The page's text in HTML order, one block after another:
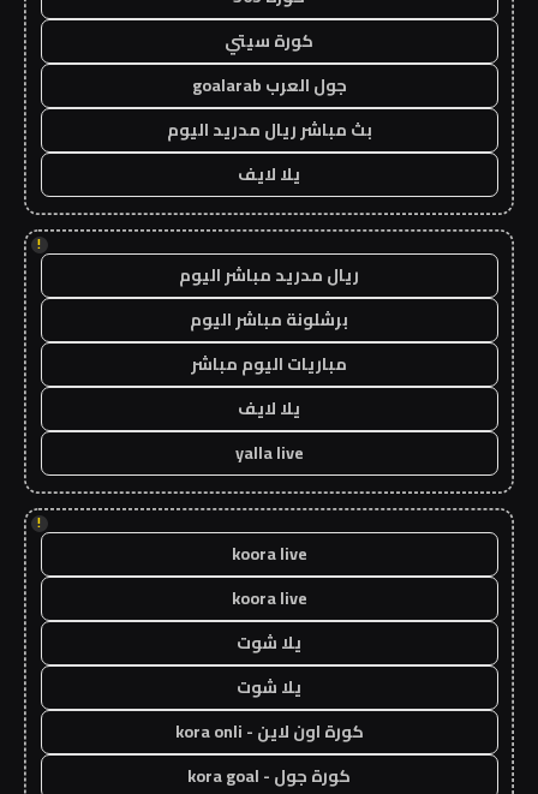
كورة سيتي
جول العرب goalarab
بث مباشر ريال مدريد اليوم
يلا لايف
!
ريال مدريد مباشر اليوم
برشلونة مباشر اليوم
مباريات اليوم مباشر
يلا لايف
yalla live
!
koora live
koora live
يلا شوت
يلا شوت
كورة اون لاين - kora onli
كورة جول - kora goal